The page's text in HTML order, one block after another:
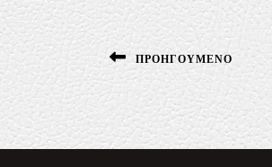
Πλοήγηση
άρθρωνΠΡΟΗΓΟΎΜΕΝΟ
Previous
post: